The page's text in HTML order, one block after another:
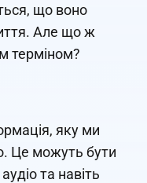
що воно
Але що ж
терміном?
яку ми
Це можуть бути
та навіть